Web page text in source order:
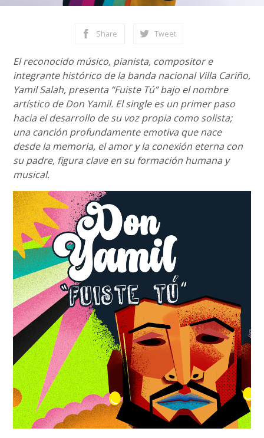
Share Tweet
El reconocido músico, pianista, compositor e
integrante histórico de la banda nacional Villa Cariño,
Yamil Salah, presenta “Fuiste Tú” bajo el nombre
artístico de Don Yamil. El single es un primer paso
hacia el desarrollo de su voz propia como solista;
una canción profundamente emotiva que nace
desde la memoria, el amor y la conexión eterna con
su padre, figura clave en su formación humana y
musical.